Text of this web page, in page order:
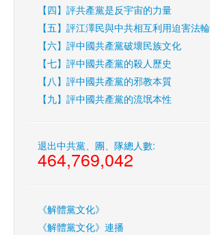
【四】評共產黨是反宇宙的力量
【五】評江澤民與中共相互利用迫害法
【六】評中國共產黨破壞民族文化
【七】評中國共產黨的殺人歷史
【八】評中國共產黨的邪教本質
【九】評中國共產黨的流氓本性
退出中共黨、團、隊總人數:
464,769,042
《解體黨文化》
《解體黨文化》連播